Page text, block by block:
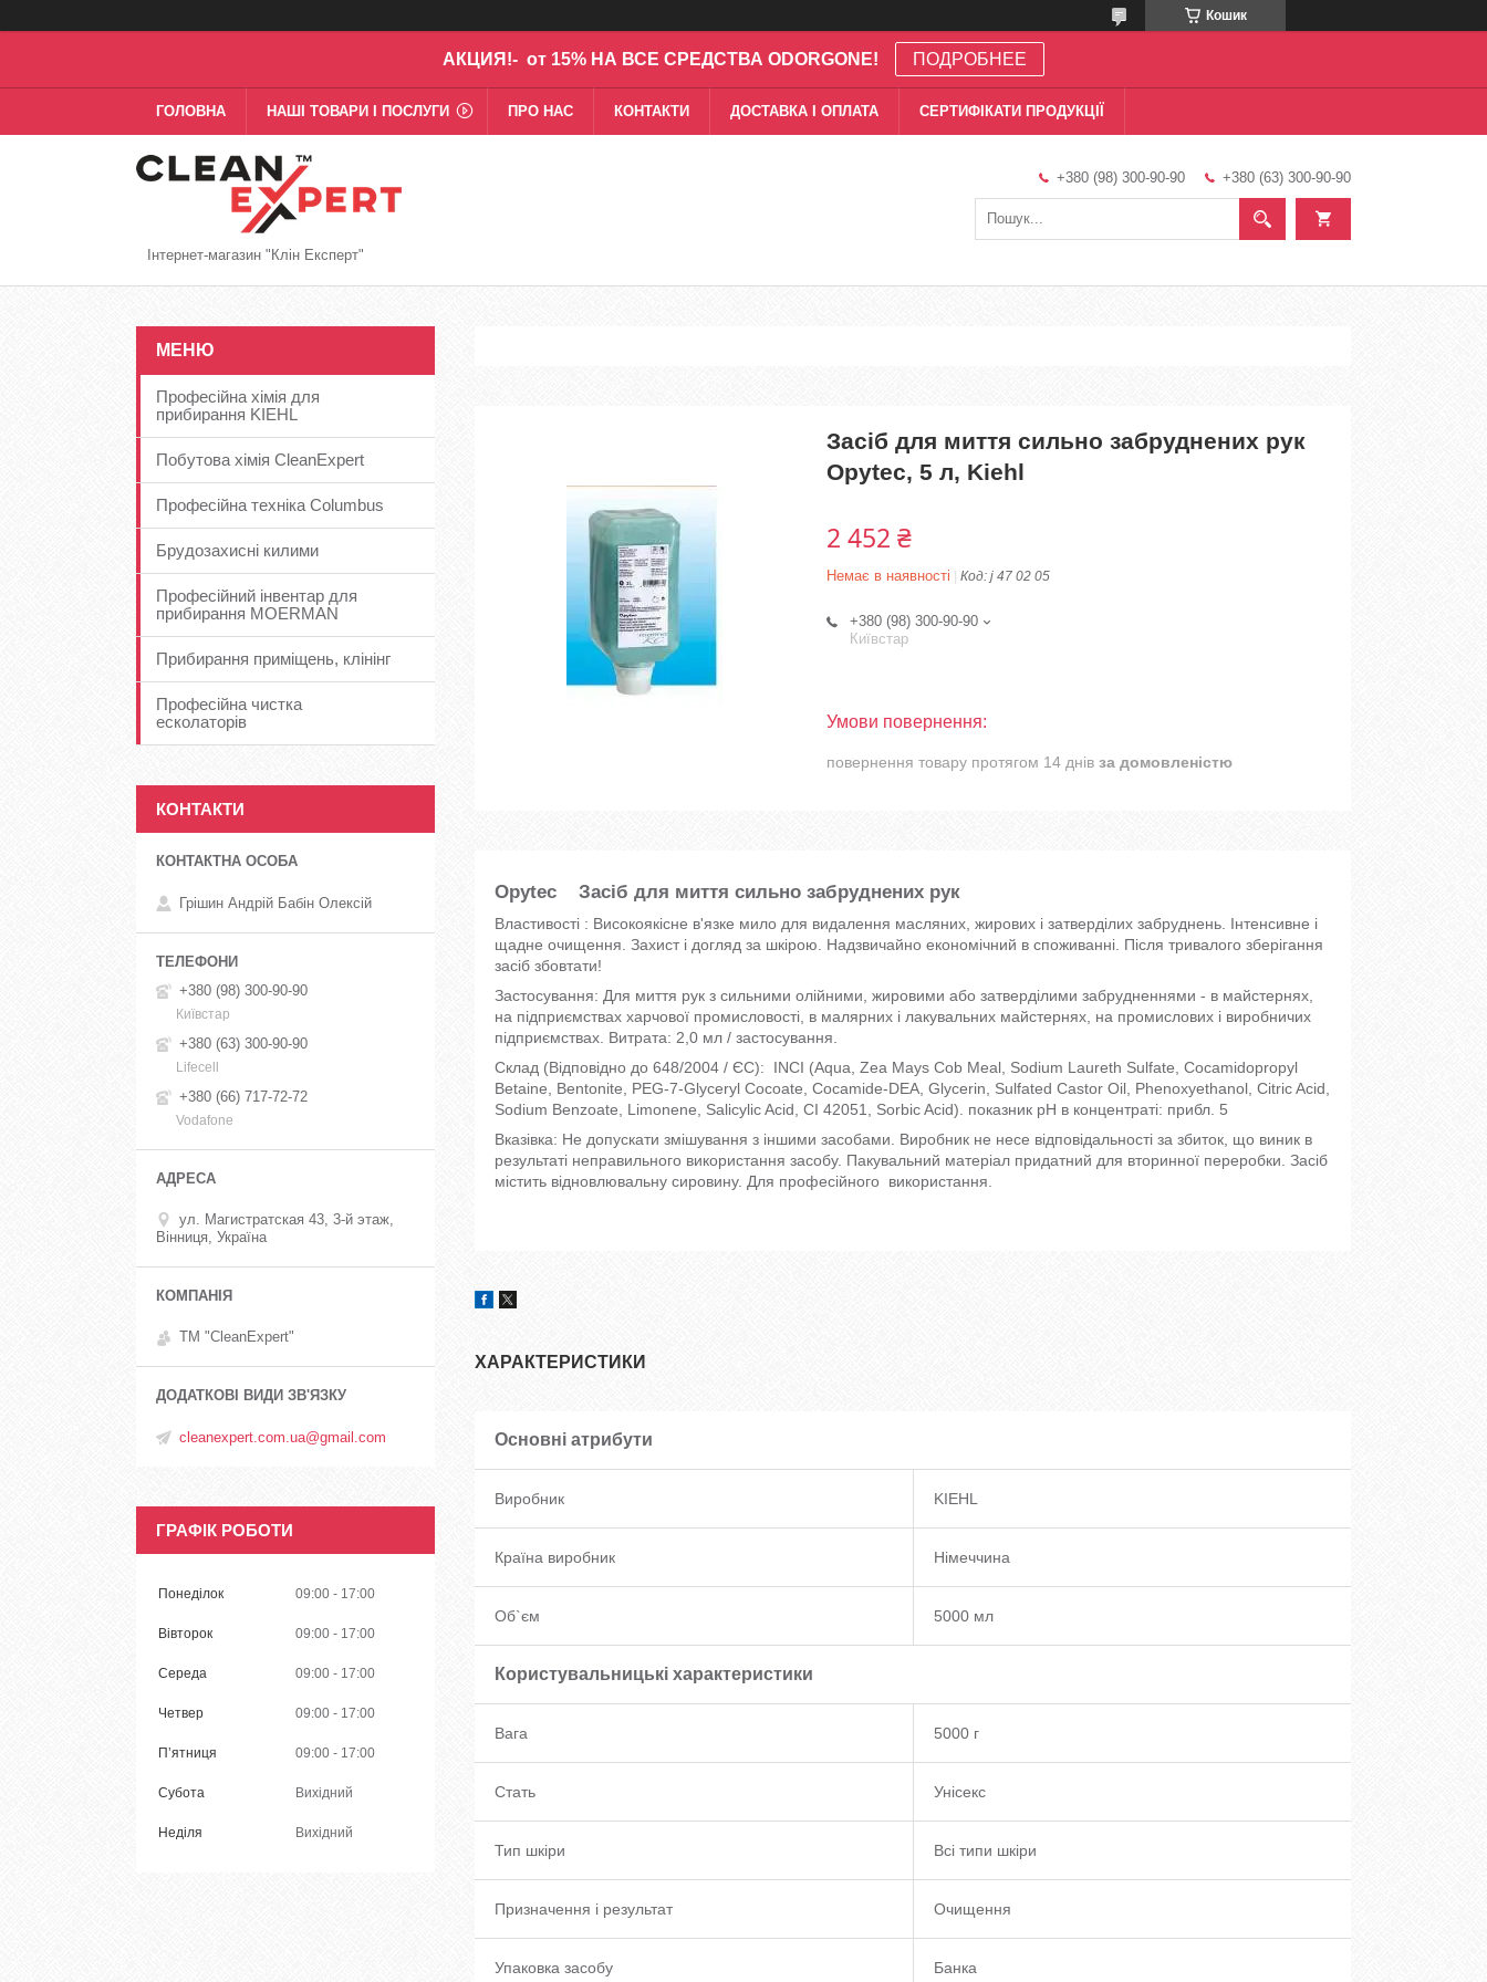
Кошик
АКЦИЯ!- от 15% НА ВСЕ СРЕДСТВА ODORGONE! ПОДРОБНЕЕ
ГОЛОВНА НАШІ ТОВАРИ І ПОСЛУГИ ПРО НАС КОНТАКТИ ДОСТАВКА І ОПЛАТА СЕРТИФІКАТИ ПРОДУКЦІЇ
Інтернет-магазин "Клін Експерт"
+380 (98) 300-90-90 +380 (63) 300-90-90
Засіб для миття сильно забруднених рук
Opytec, 5 л, Kiehl
2 452 ₴
Немає в наявності Код: j 47 02 05
+380 (98) 300-90-90
Київстар
повернення товару протягом 14 днів за домовленістю
Opytec Засіб для миття сильно забруднених рук
Властивості : Високоякісне в'язке мило для видалення масляних, жирових і затверділих забруднень. Інтенсивне і
щадне очищення. Захист і догляд за шкірою. Надзвичайно економічний в споживанні. Після тривалого зберігання
засіб збовтати!
Застосування: Для миття рук з сильними олійними, жировими або затверділими забрудненнями - в майстернях,
на підприємствах харчової промисловості, в малярних і лакувальних майстернях, на промислових і виробничих
підприємствах. Витрата: 2,0 мл / застосування.
Склад (Відповідно до 648/2004 / ЄС): INCI (Aqua, Zea Mays Cob Meal, Sodium Laureth Sulfate, Cocamidopropyl
Betaine, Bentonite, PEG-7-Glyceryl Cocoate, Cocamide-DEA, Glycerin, Sulfated Castor Oil, Phenoxyethanol, Citric Acid,
Sodium Benzoate, Limonene, Salicylic Acid, CI 42051, Sorbic Acid). показник pH в концентраті: прибл. 5
Вказівка: Не допускати змішування з іншими засобами. Виробник не несе відповідальності за збиток, що виник в
результаті неправильного використання засобу. Пакувальний матеріал придатний для вторинної переробки. Засіб
містить відновлювальну сировину. Для професійного використання.
ХАРАКТЕРИСТИКИ
Основні атрибути
Виробник KIEHL
Країна виробник Німеччина
Об`єм 5000 мл
Користувальницькі характеристики
Вага 5000 г
Стать Унісекс
Тип шкіри Всі типи шкіри
Призначення і результат Очищення
Упаковка засобу Банка
Професійна хімія для
прибирання KIEHL
Побутова хімія CleanExpert
Професійна техніка Columbus
Брудозахисні килими
Професійний інвентар для
прибирання MOERMAN
Прибирання приміщень, клінінг
Професійна чистка
есколаторів
КОНТАКТИ
Грішин Андрій Бабін Олексій
+380 (98) 300-90-90
Київстар
+380 (63) 300-90-90
Lifecell
+380 (66) 717-72-72
Vodafone
ул. Магистратская 43, 3-й этаж,
Вінниця, Україна
ТМ "CleanExpert"
cleanexpert.com.ua@gmail.com
ГРАФІК РОБОТИ
Понеділок 09:00 17:00
Вівторок 09:00 17:00
Середа 09:00 17:00
Четвер 09:00 17:00
Пʼятниця 09:00 17:00
Субота Вихідний
Неділя Вихідний